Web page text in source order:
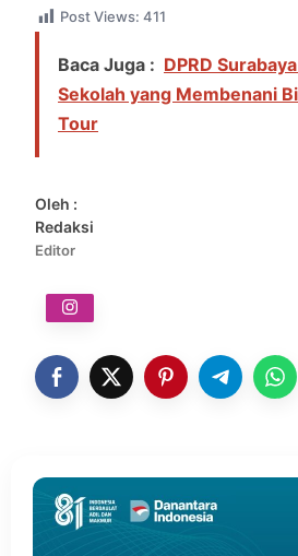
Post Views: 411
Baca Juga : DPRD
Sekolah yang Membenani
Tour
Oleh :
Redaksi
Editor